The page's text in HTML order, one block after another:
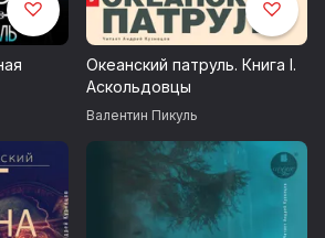
Океанский патруль. Книга I.
Аскольдовцы
Валентин Пикуль